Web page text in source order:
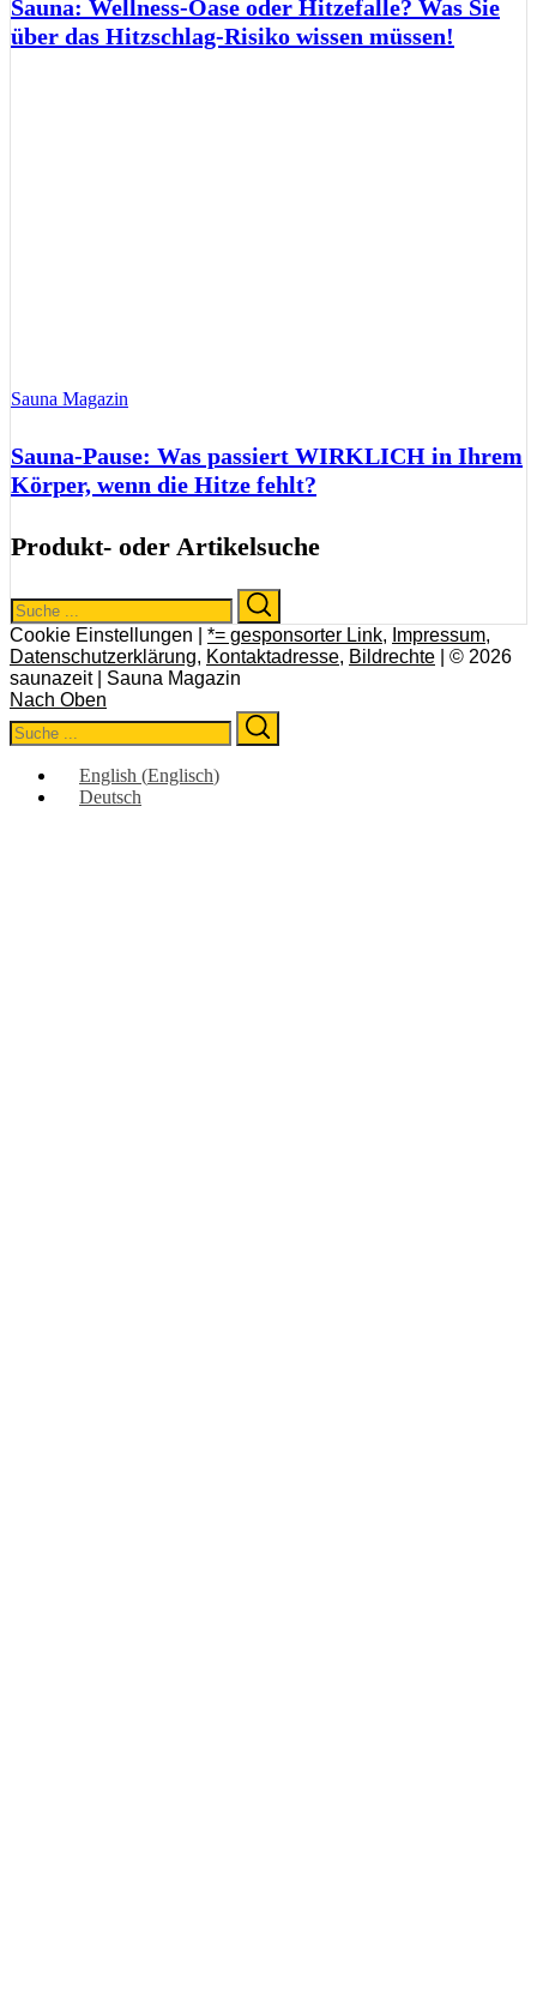
Sauna: Wellness-Oase oder Hitzefalle? Was Sie
über das Hitzschlag-Risiko wissen müssen!
Sauna Magazin
Sauna-Pause: Was passiert WIRKLICH in Ihrem
Körper, wenn die Hitze fehlt?
Produkt- oder Artikelsuche
Search
for:
Cookie Einstellungen | *= gesponsorter Link, Impressum,
Datenschutzerklärung, Kontaktadresse, Bildrechte | © 2026
saunazeit | Sauna Magazin
Nach Oben
Search
for:
English (Englisch)
Deutsch